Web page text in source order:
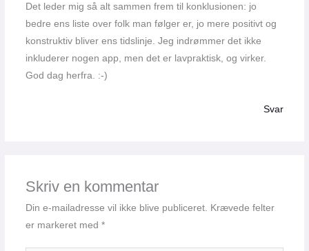
Det leder mig så alt sammen frem til konklusionen: jo
bedre ens liste over folk man følger er, jo mere positivt og
konstruktiv bliver ens tidslinje. Jeg indrømmer det ikke
inkluderer nogen app, men det er lavpraktisk, og virker.
God dag herfra. :-)
Svar
Skriv en kommentar
Din e-mailadresse vil ikke blive publiceret. Krævede felter
er markeret med *